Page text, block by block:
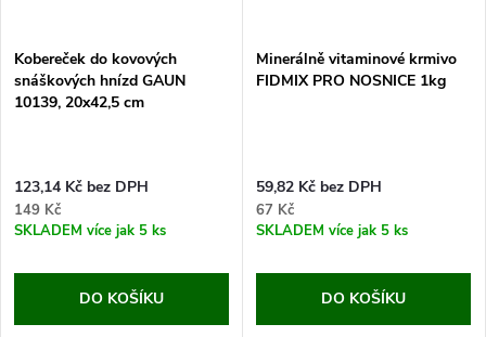
Kobereček do kovových
snáškových hnízd GAUN
10139, 20x42,5 cm
123,14 Kč bez DPH
149 Kč
SKLADEM více jak 5 ks
DO KOŠÍKU
Minerálně vitaminové krmivo
FIDMIX PRO NOSNICE 1kg
59,82 Kč bez DPH
67 Kč
SKLADEM více jak 5 ks
DO KOŠÍKU